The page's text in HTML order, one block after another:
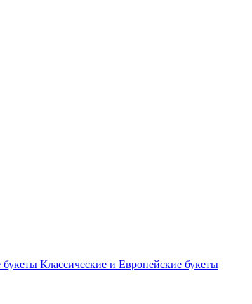
Классические и Европейские букеты